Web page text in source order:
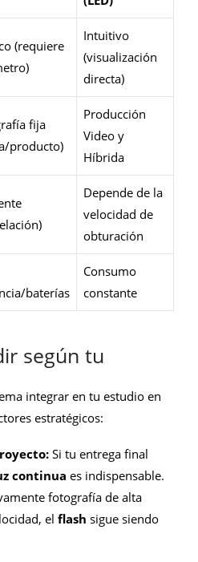
(requiere
Intuitivo
(visualización
directa)
fija
producto)
Producción
Video y
Híbrida
Depende de la
velocidad de
obturación
baterías
Consumo
constante
según tu
integrar en tu estudio en
estratégicos:
Si tu entrega final
continua es indispensable.
fotografía de alta
el flash sigue siendo